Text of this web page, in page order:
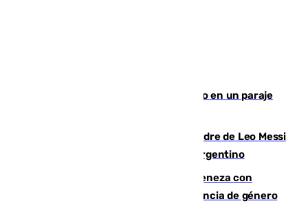
Los Bomberos combaten un incendio en un paraje
Muere a los 68 años Jorge Messi, padre de Leo Messi
y pieza fundamental en la carrera del argentino
Retiene a su mujer en su casa y ameneza con
quemar la vivienda: nuevo caso de violencia de género